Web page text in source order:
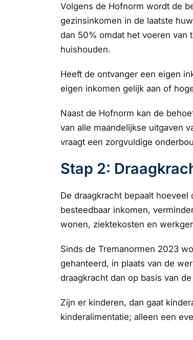
Volgens de Hofnorm wordt de
gezinsinkomen in de laatste
dan 50% omdat het voeren van
huishouden.
Heeft de ontvanger een eigen
eigen inkomen gelijk aan of
Naast de Hofnorm kan de
van alle maandelijkse uitgaven
vraagt een zorgvuldige
Stap 2:
De draagkracht bepaalt
besteedbaar inkomen,
wonen, ziektekosten en
Sinds de Tremanormen 2023
gehanteerd, in plaats van de
draagkracht dan op basis van
Zijn er kinderen, dan gaat
kinderalimentatie; alleen een